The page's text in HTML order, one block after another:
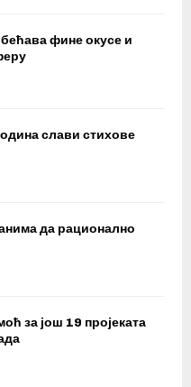
фине окусе и
слави стихове
да рационално
за још 19 пројеката